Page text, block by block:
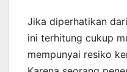
Jika diperhatikan
ini terhitung cukup
mempunyai resiko